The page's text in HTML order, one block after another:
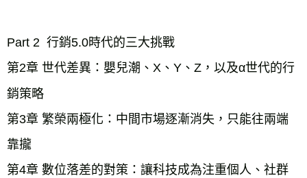
Part 2  行銷5.0時代的三大挑戰
第2章 世代差異：嬰兒潮、X、Y、Z，以及α世代的行
銷策略
第3章 繁榮兩極化：中間市場逐漸消失，只能往兩端
靠攏
第4章 數位落差的對策：讓科技成為注重個人、社群